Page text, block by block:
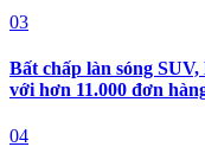
03
Bất chấp làn sóng
với hơn 11.000 đơn
04